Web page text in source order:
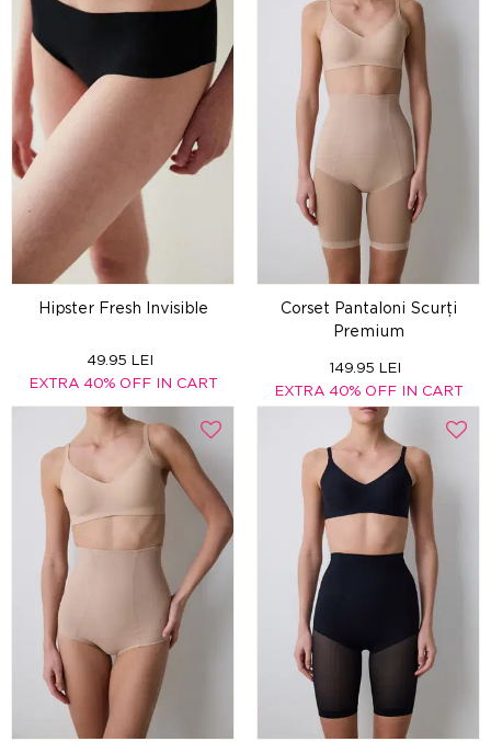
Hipster Fresh Invisible
49.95 LEI
EXTRA 40% OFF IN CART
Corset Pantaloni Scurți
Premium
149.95 LEI
EXTRA 40% OFF IN CART